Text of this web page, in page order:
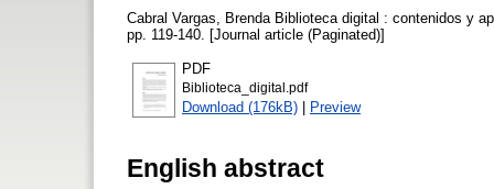
Cabral Vargas, Brenda Biblioteca digital : contenidos y
pp. 119-140. [Journal article (Paginated)]
PDF
Biblioteca_digital.pdf
Download (176kB) | Preview
English abstract